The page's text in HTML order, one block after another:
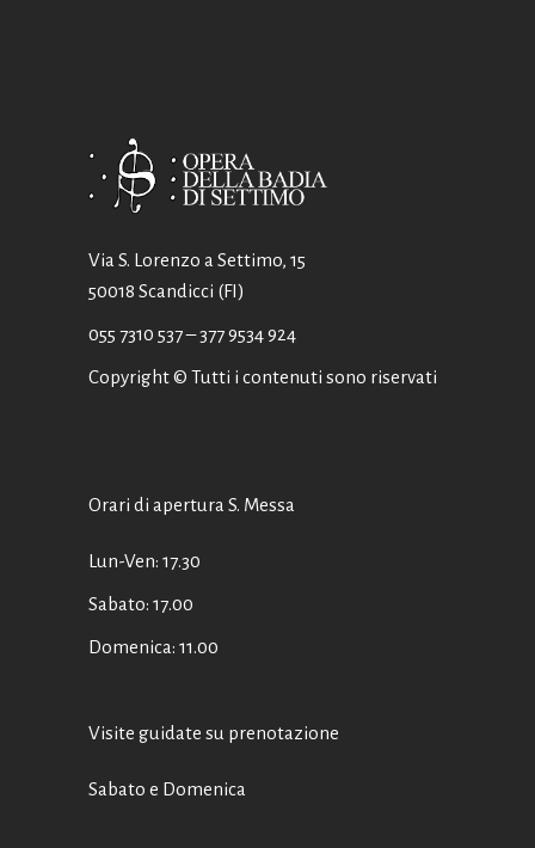
Via S. Lorenzo a Settimo, 15
50018 Scandicci (FI)
055 7310 537– 377 9534 924
Copyright © Tutti i contenuti sono riservati
Orari di apertura S. Messa
Lun-Ven: 17.30
Sabato: 17.00
Domenica: 11.00
Visite guidate su prenotazione
Sabato e Domenica